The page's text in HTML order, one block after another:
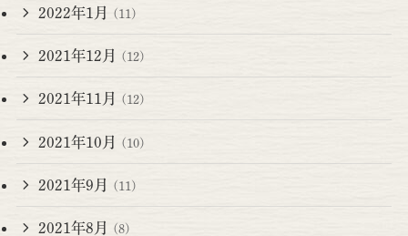
2022年1月 (11)
2021年12月 (12)
2021年11月 (12)
2021年10月 (10)
2021年9月 (11)
2021年8月 (8)